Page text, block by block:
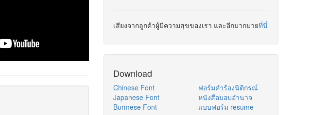
เสียงจากลูกค้าผู้มีความสุขของเรา และอีกมากมายที่นี่
Download
Chinese Font
Japanese Font
Burmese Font
ฟอร์มคำร้องนิติกรณ์
หนังสือมอบอำนาจ
แบบฟอร์ม resume